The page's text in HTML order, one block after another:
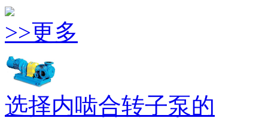
>>更多
选择内啮合转子泵的